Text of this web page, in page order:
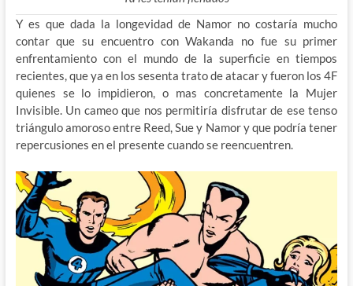
Y es que dada la longevidad de Namor no costaría mucho
contar que su encuentro con Wakanda no fue su primer
enfrentamiento con el mundo de la superficie en tiempos
recientes, que ya en los sesenta trato de atacar y fueron los 4F
quienes se lo impidieron, o mas concretamente la Mujer
Invisible. Un cameo que nos permitiría disfrutar de ese tenso
triángulo amoroso entre Reed, Sue y Namor y que podría tener
repercusiones en el presente cuando se reencuentren.